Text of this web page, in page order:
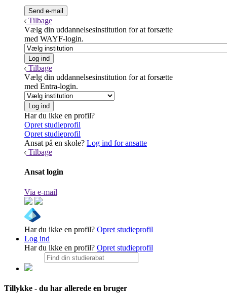
Tilbage
Vælg din uddannelsesinstitution for at forsætte
med WAYF-login.
Tilbage
Vælg din uddannelsesinstitution for at forsætte
med Entra-login.
Har du ikke en profil?
Opret studieprofil
Opret studieprofil
Ansat på en skole? Log ind for ansatte
Tilbage
Ansat login
Via e-mail
Har du ikke en profil? Opret studieprofil
Log ind
Har du ikke en profil? Opret studieprofil
Tillykke - du har allerede en bruger